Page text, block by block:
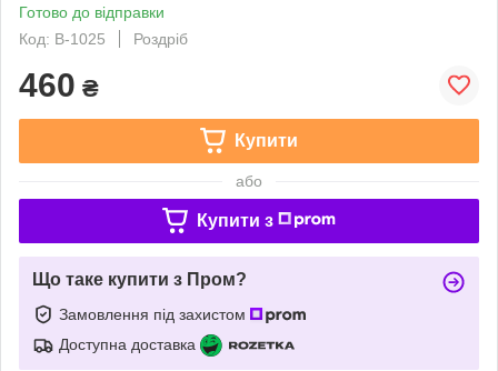
Готово до відправки
Код: В-1025
Роздріб
460 ₴
Купити
або
Купити з
Що таке купити з Пром?
Замовлення під захистом
Доступна доставка